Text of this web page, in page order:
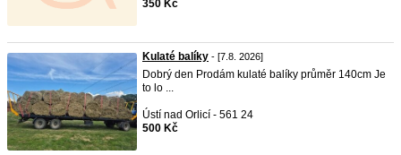
350 Kč
Kulaté balíky - [7.8. 2026]
Dobrý den Prodám kulaté balíky průměr 140cm Je
to lo ...
Ústí nad Orlicí - 561 24
500 Kč